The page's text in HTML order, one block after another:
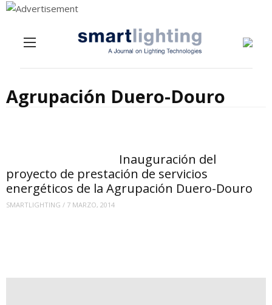
Agrupación Duero-Douro
Inauguración del
proyecto de prestación de servicios
energéticos de la Agrupación Duero-Douro
SMARTLIGHTING / 7 MARZO, 2014